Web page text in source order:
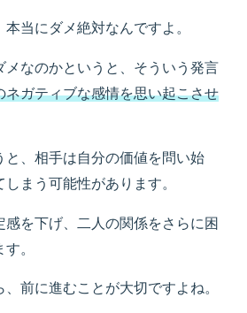
当にダメ絶対なんですよ。
なのかというと、そういう発言
ネガティブな感情を思い起こさせ
、相手は自分の価値を問い始
まう可能性があります。
を下げ、二人の関係をさらに困
。
前に進むことが大切ですよね。